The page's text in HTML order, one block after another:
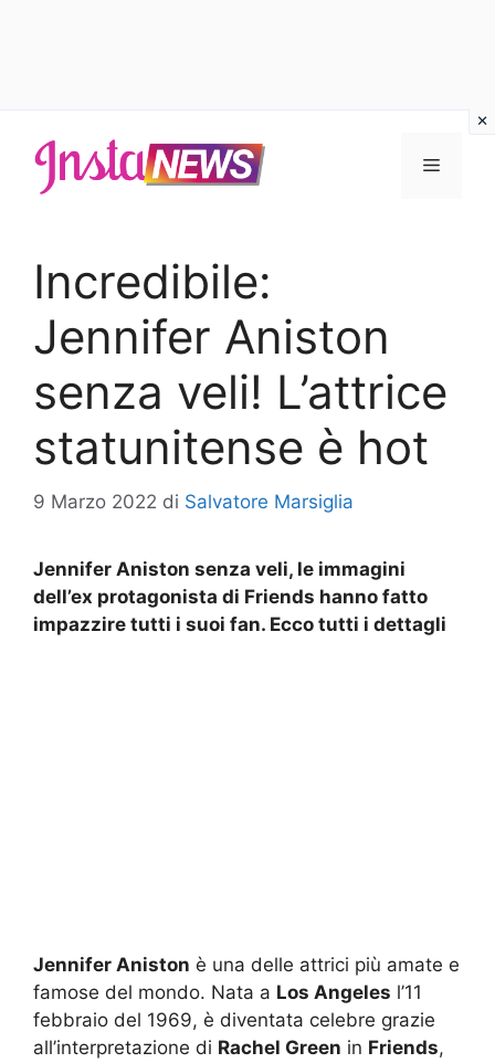
contenuto
Menu
Incredibile:
Jennifer Aniston
senza veli! L’attrice
statunitense è hot
9 Marzo 2022 di Salvatore Marsiglia
Jennifer Aniston senza veli, le immagini
dell’ex protagonista di Friends hanno fatto
impazzire tutti i suoi fan. Ecco tutti i dettagli
Jennifer Aniston è una delle attrici più amate e
famose del mondo. Nata a Los Angeles l’11
febbraio del 1969, è diventata celebre grazie
all’interpretazione di Rachel Green in Friends,